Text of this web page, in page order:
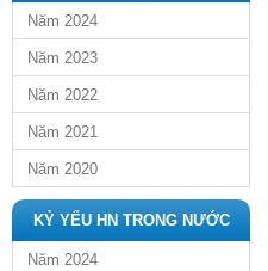
Năm 2024
Năm 2023
Năm 2022
Năm 2021
Năm 2020
KỶ YẾU HN TRONG NƯỚC
Năm 2024